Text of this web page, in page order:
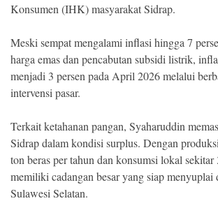
Konsumen (IHK) masyarakat Sidrap.
Meski sempat mengalami inflasi hingga 7
harga emas dan pencabutan subsidi listrik,
menjadi 3 persen pada April 2026 melalui
intervensi pasar.
Terkait ketahanan pangan, Syaharuddin
Sidrap dalam kondisi surplus. Dengan
ton beras per tahun dan konsumsi lokal
memiliki cadangan besar yang siap menyuplai
Sulawesi Selatan.